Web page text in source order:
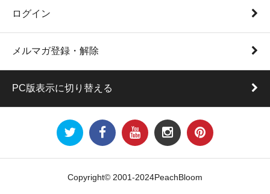
ログイン
メルマガ登録・解除
PC版表示に切り替える
Copyright© 2001-2024PeachBloom